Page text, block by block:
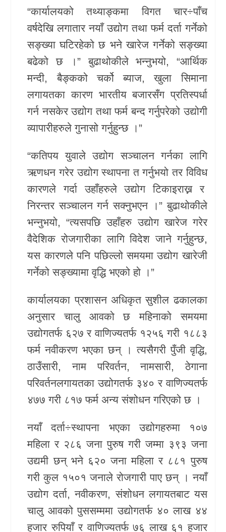
“कार्यालयको तथ्याङ्कमा विगत चार÷पाँच
वर्षदेखि लगातार नयाँ उद्योग तथा फर्म दर्ता गर्नेको
सङ्ख्या घटिरहेको छ भने खारेज गर्नेको सङ्ख्या
बढेको छ ।” बुढाथोकीले भन्नुभयो, “आर्थिक
मन्दी, बैङ्कको चर्को ब्याज, खुला सिमाना
लगायतका कारण भारतीय बजारसँग प्रतिस्पर्धा
गर्न नसकेर उद्योग तथा फर्म बन्द गर्नुपरेको उद्योगी
व्यापारीहरुले गुनासो गर्नुहुन्छ ।”
“कतिपय युवाले उद्योग सञ्चालन गर्नका लागि
ऋणधन गरेर उद्योग स्थापना त गर्नुभयो तर विविध
कारणले गर्दा उहाँहरुले उद्योग टिकाइराख्न र
निरन्तर सञ्चालन गर्न सक्नुभएन ।” बुढाथोकीले
भन्नुभयो, “त्यसपछि उहाँहरु उद्योग खारेज गरेर
वैदेशिक रोजगारीका लागि विदेश जाने गर्नुहुन्छ,
यस कारणले पनि पछिल्लो समयमा उद्योग खारेजी
गर्नेको सङ्ख्यामा वृद्धि भएको हो ।”
कार्यालयका प्रशासन अधिकृत सुशील ढकालका
अनुसार चालु आवको छ महिनाको समयमा
उद्योगतर्फ ६२७ र वाणिज्यतर्फ १२५६ गरी १८८३
फर्म नवीकरण भएका छन् । त्यसैगरी पुँजी वृद्धि,
ठाउँसारी, नाम परिवर्तन, नामसारी, ठेगाना
परिवर्तनलगायतका उद्योगतर्फ ३४० र वाणिज्यतर्फ
४७७ गरी ८१७ फर्म अन्य संशोधन गरिएको छ ।
नयाँ दर्ता÷स्थापना भएका उद्योगहरुमा १०७
महिला र २८६ जना पुरुष गरी जम्मा ३९३ जना
उद्यमी छन् भने ६२० जना महिला र ८८१ पुरुष
गरी कुल १५०१ जनाले रोजगारी पाए छन् । नयाँ
उद्योग दर्ता, नवीकरण, संशोधन लगायतबाट यस
चालु आवको पुससम्ममा उद्योगतर्फ ४० लाख ४४
हजार रुपियाँ र वाणिज्यतर्फ ७६ लाख ६१ हजार